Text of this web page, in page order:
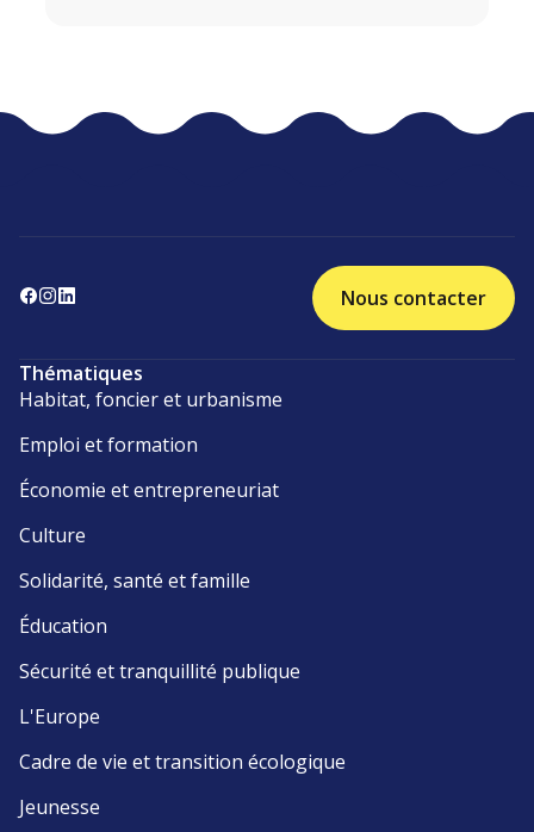
Nous contacter
Thématiques
Habitat, foncier et urbanisme
Emploi et formation
Économie et entrepreneuriat
Culture
Solidarité, santé et famille
Éducation
Sécurité et tranquillité publique
L'Europe
Cadre de vie et transition écologique
Jeunesse